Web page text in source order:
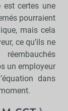
est certes une
pourraient
mais cela
ce qu’ils ne
un employeur
dans